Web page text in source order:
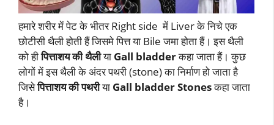
हमारे शरीर में पेट के भीतर Right side में Liver के निचे एक
छोटीसी थैली होती हैं जिसमे पित्त या Bile जमा होता हैं। इस थैली
को हीपित्ताशय की थैलीया Gall bladderकहा जाता हैं। कुछ
लोगों में इस थैली के अंदर पथरी (stone) का निर्माण हो जाता है
जिसेपित्ताशय की पथरीया Gall bladder Stonesकहा जाता
है।